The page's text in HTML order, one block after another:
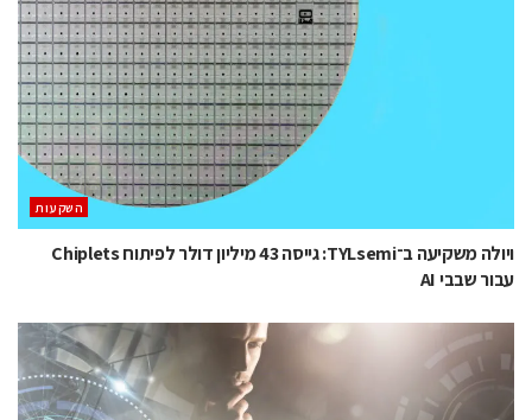
השקעות
ויולה משקיעה ב־TYLsemi: גייסה 43 מיליון דולר לפיתוח Chiplets
עבור שבבי AI